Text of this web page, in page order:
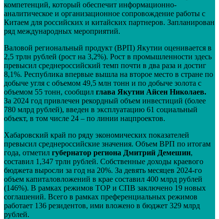
компетенций, который обеспечит информационно-
аналитическое и организационное сопровождение работы с
Китаем для российских и китайских партнеров. Запланирован
ряд международных мероприятий.
Валовой региональный продукт (ВРП) Якутии оценивается в
2,5 трлн рублей (рост на 3,2%). Рост в промышленности здесь
превысил среднероссийский темп почти в два раза и достиг
8,1%. Республика впервые вышла на второе место в стране по
добыче угля с объемом 49,5 млн тонн и по добыче золота с
объемом 55 тонн, сообщил глава Якутии Айсен Николаев.
За 2024 год привлечен рекордный объем инвестиций (более
780 млрд рублей), введен в эксплуатацию 61 социальный
объект, в том числе 24 – по линии нацпроектов.
Хабаровский край по ряду экономических показателей
превысил среднероссийские значения. Объем ВРП по итогам
года, отметил губернатор региона Дмитрий Демешин,
составил 1,347 трлн рублей. Собственные доходы краевого
бюджета выросли за год на 20%. За девять месяцев 2024-го
объем капиталовложений в крае составил 400 млрд рублей
(146%). В рамках режимов ТОР и СПВ заключено 19 новых
соглашений. Всего в рамках преференциальных режимов
работает 136 резидентов, ими вложено в бюджет 329 млрд
рублей.